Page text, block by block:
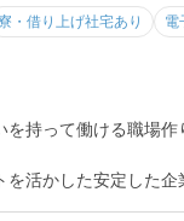
・借り上げ社宅あり 電
持って働ける職場作
活かした安定した企